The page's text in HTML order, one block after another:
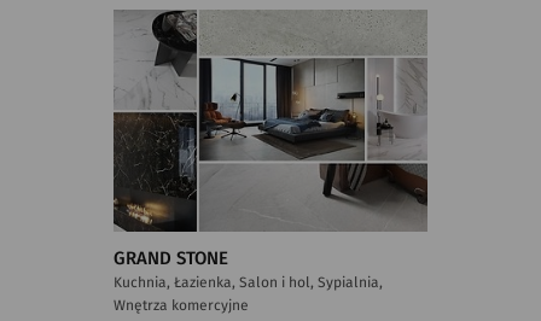
GRAND STONE
Kuchnia, Łazienka, Salon i hol, Sypialnia,
Wnętrza komercyjne